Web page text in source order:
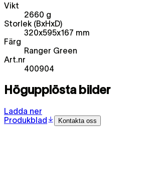
Vikt
2660 g
Storlek (BxHxD)
320x595x167 mm
Färg
Ranger Green
Art.nr
400904
Högupplösta bilder
Ladda ner
Produkblad
Kontakta oss